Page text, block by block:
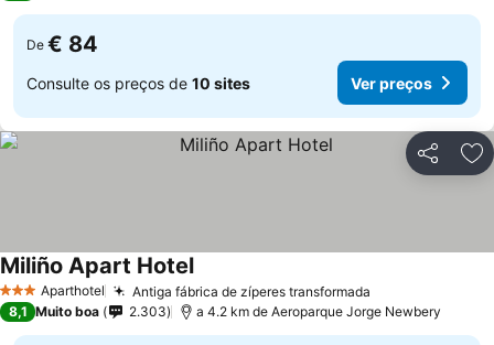
De € 84
Consulte os preços de 10 sites Ver preços
Partilhar
3 EstrelasAparthotel Antiga fábrica de zíperes transformada
Miliño Apart Hotel
8,1 Muito boa 2.303 a 4.2 km de Aeroparque Jorge Newbery